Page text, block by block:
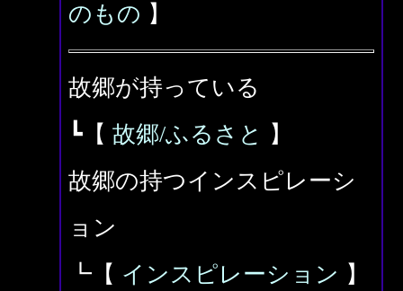
のもの 】
故郷が持っている
┗【 故郷/ふるさと
】
故郷の持つインスピレーシ
ョン
┗【 インスピレーション 】